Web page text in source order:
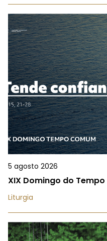
5 agosto 2026
XIX Domingo do
Liturgia